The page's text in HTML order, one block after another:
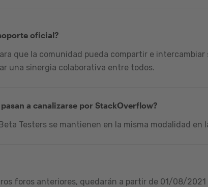
oficial?
que la comunidad pueda compartir e
una sinergia colaborativa entre todos.
a canalizarse por StackOverflow?
Testers se mantienen en la misma modalidad
foros anteriores, quedarán a partir de 01/08/2021